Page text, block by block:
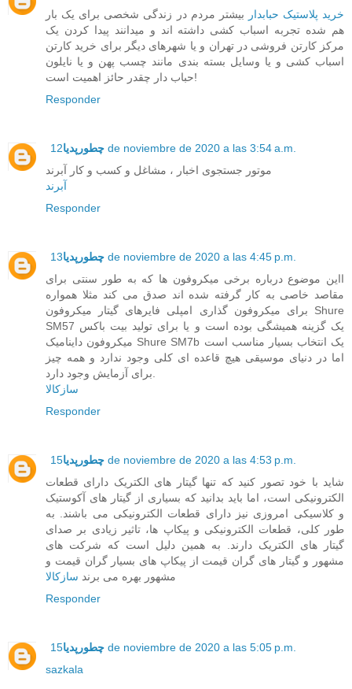
خرید پلاستیک حبابدار بیشتر مردم در زندگی شخصی برای یک بار
هم شده تجربه اسباب کشی داشته اند و میدانند پیدا کردن یک
مرکز کارتن فروشی در تهران و یا شهرهای دیگر برای خرید کارتن
اسباب کشی و یا وسایل بسته بندی مانند چسب پهن و یا نایلون
حباب دار چقدر حائز اهمیت است!
Responder
چطورپدیا 12 de noviembre de 2020 a las 3:54 a.m.
موتور جستجوی اخبار ، مشاغل و کسب و کار آبرند
آبرند
Responder
چطورپدیا 13 de noviembre de 2020 a las 4:45 p.m.
ااین موضوع درباره برخی میکروفون ها که به طور سنتی برای
مقاصد خاصی به کار گرفته شده اند صدق می کند مثلا همواره
برای میکروفون گذاری امپلی فایرهای گیتار میکروفون Shure
SM57 یک گزینه همیشگی بوده است و یا برای تولید بیت باکس
میکروفون داینامیک Shure SM7b یک انتخاب بسیار مناسب است
اما در دنیای موسیقی هیچ قاعده ای کلی وجود ندارد و همه چیز
برای آزمایش وجود دارد.
سازکالا
Responder
چطورپدیا 15 de noviembre de 2020 a las 4:53 p.m.
شاید با خود تصور کنید که تنها گیتار های الکتریک دارای قطعات
الکترونیکی است، اما باید بدانید که بسیاری از گیتار های آکوستیک
و کلاسیکی امروزی نیز دارای قطعات الکترونیکی می باشند. به
طور کلی، قطعات الکترونیکی و پیکاپ ها، تاثیر زیادی بر صدای
گیتار های الکتریک دارند. به همین دلیل است که شرکت های
مشهور و گیتار های گران قیمت از پیکاپ های بسیار گران قیمت و
مشهور بهره می برند سازکالا
Responder
چطورپدیا 15 de noviembre de 2020 a las 5:05 p.m.
sazkala